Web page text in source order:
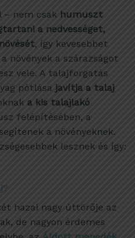
– nem csak humuszt
a nedvességet,
, így kevesebbet
növények a szárazságot
vele. A talajforgatás
pótlása javítja a talaj
a kis talajlakó
felépítésében, a
a növényeknek.
lesznek és így:
hazai nagy úttörője az
de nagyon érdemes